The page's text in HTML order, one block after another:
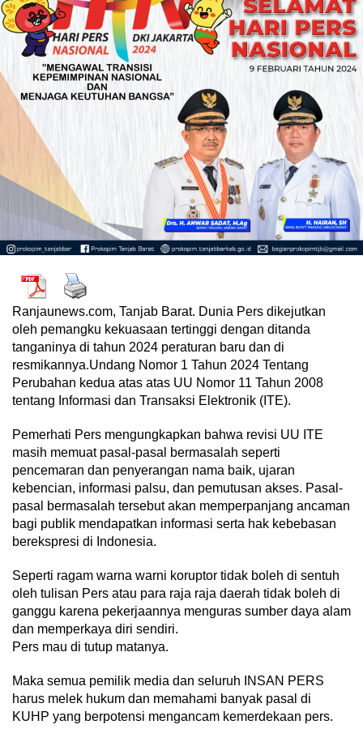
Ranjaunews.com, Tanjab Barat. Dunia Pers dikejutkan
oleh pemangku kekuasaan tertinggi dengan ditanda
tanganinya di tahun 2024 peraturan baru dan di
resmikannya.Undang Nomor 1 Tahun 2024 Tentang
Perubahan kedua atas atas UU Nomor 11 Tahun 2008
tentang Informasi dan Transaksi Elektronik (ITE).
Pemerhati Pers mengungkapkan bahwa revisi UU ITE
masih memuat pasal-pasal bermasalah seperti
pencemaran dan penyerangan nama baik, ujaran
kebencian, informasi palsu, dan pemutusan akses. Pasal-
pasal bermasalah tersebut akan memperpanjang ancaman
bagi publik mendapatkan informasi serta hak kebebasan
berekspresi di Indonesia.
Seperti ragam warna warni koruptor tidak boleh di sentuh
oleh tulisan Pers atau para raja raja daerah tidak boleh di
ganggu karena pekerjaannya menguras sumber daya alam
dan memperkaya diri sendiri.
Pers mau di tutup matanya.
Maka semua pemilik media dan seluruh INSAN PERS
harus melek hukum dan memahami banyak pasal di
KUHP yang berpotensi mengancam kemerdekaan pers.